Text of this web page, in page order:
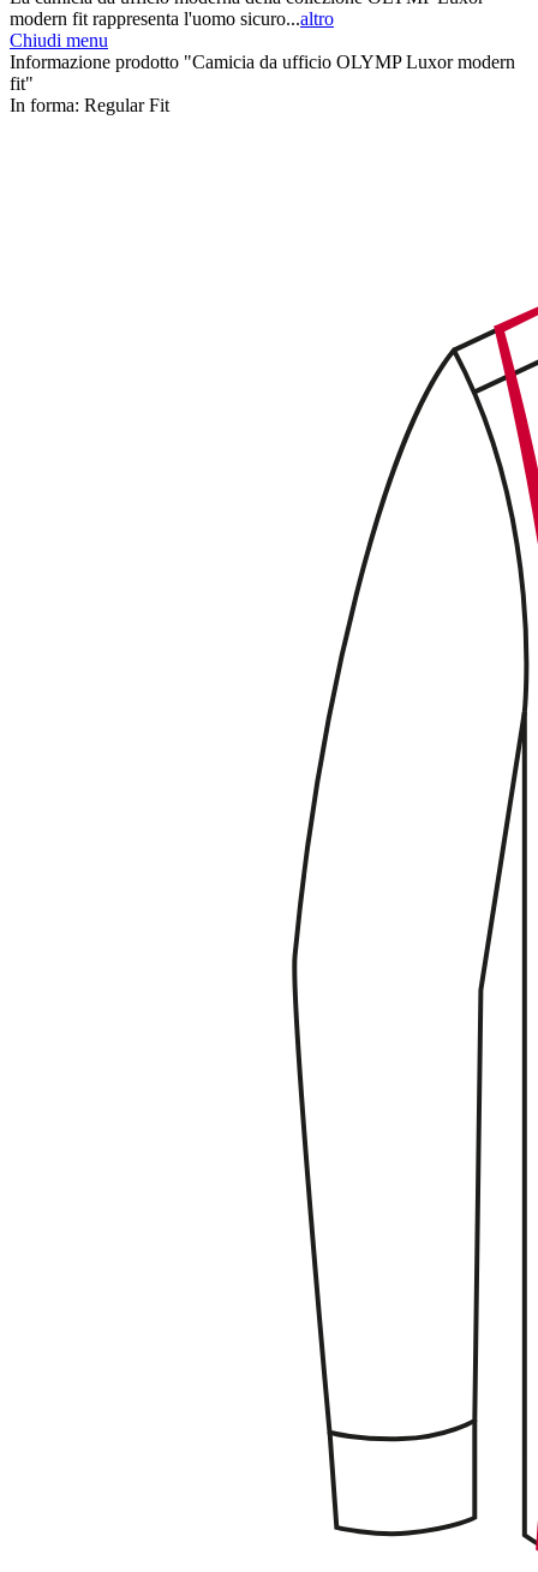
modern fit rappresenta l'uomo sicuro...altro
Chiudi menu
Informazione prodotto "Camicia da ufficio OLYMP Luxor modern
fit"
In forma: Regular Fit